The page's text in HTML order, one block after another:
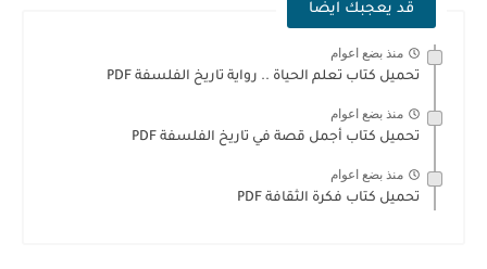
قد يعجبك ايضا
منذ بضع اعوام
تحميل كتاب تعلم الحياة .. رواية تاريخ الفلسفة PDF
منذ بضع اعوام
تحميل كتاب أجمل قصة في تاريخ الفلسفة PDF
منذ بضع اعوام
تحميل كتاب فكرة الثقافة PDF